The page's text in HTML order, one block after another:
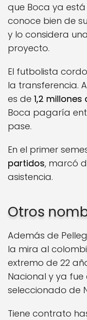
que Boca ya está
conoce bien de
y lo considera
proyecto.
El futbolista
la transferencia.
es de 1,2
Boca pagaría
pase.
En el primer
partidos, marcó
asistencia.
Otros
Además de
la mira al
extremo de 22
Nacional y ya
seleccionado de
Tiene contrato